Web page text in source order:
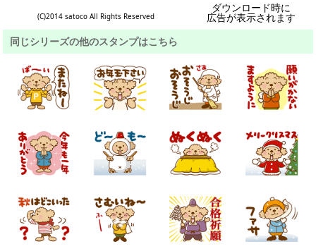
(C)2014 satoco All Rights Reserved
ダウンロード時に
広告が表示されます
同じシリーズの他のスタンプはこちら